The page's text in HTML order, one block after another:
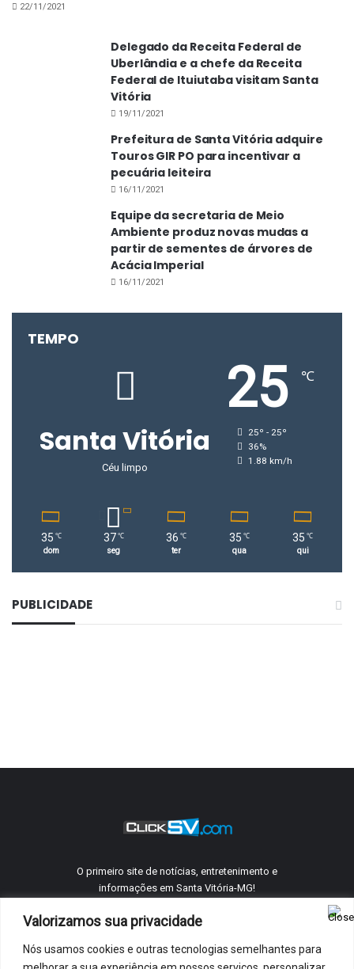
Valorizamos sua privacidade
Nós usamos cookies e outras tecnologias semelhantes para
22/11/2021
Delegado da Receita Federal de
Uberlândia e a chefe da Receita
Federal de Ituiutaba visitam Santa
Vitória
19/11/2021
Prefeitura de Santa Vitória adquire
Touros GIR PO para incentivar a
pecuária leiteira
16/11/2021
Equipe da secretaria de Meio
Ambiente produz novas mudas a
partir de sementes de árvores de
Acácia Imperial
16/11/2021
TEMPO
Santa Vitória
Céu limpo
25 ℃
25º - 25º
36%
1.88 km/h
35 ℃
dom
37 ℃
seg
36 ℃
ter
35 ℃
qua
35 ℃
qui
PUBLICIDADE
O primeiro site de notícias, entretenimento e
informações em Santa Vitória-MG!
©ClickSV2005 - 2026 Todos os direitos reservados.